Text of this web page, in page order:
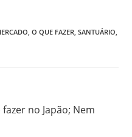
, O QUE FAZER, SANTUÁRIO,
no Japão; Nem